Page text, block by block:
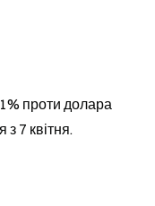
проти долара
7 квітня.